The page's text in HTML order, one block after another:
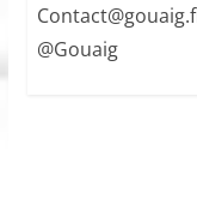
@Gouaig